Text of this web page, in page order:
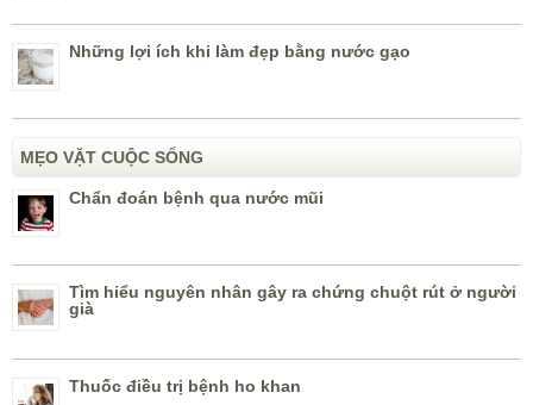
Những lợi ích khi làm đẹp bằng nước gạo
MẸO VẶT CUỘC SỐNG
Chẩn đoán bệnh qua nước mũi
Tìm hiểu nguyên nhân gây ra chứng chuột rút ở người
già
Thuốc điều trị bệnh ho khan